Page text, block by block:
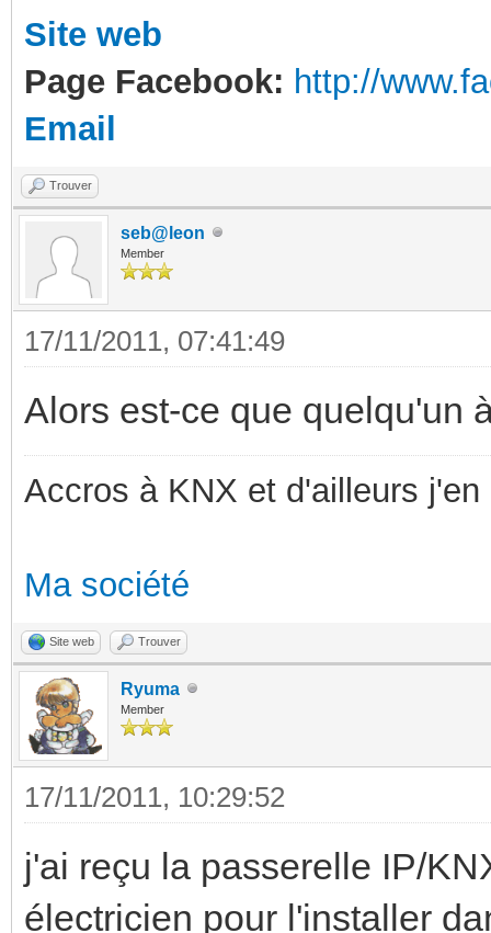
Site web
Page Facebook: http://
Email
Trouver
seb@leon
Member
17/11/2011, 07:41:49
Alors est-ce que quelqu'un
Accros à KNX et d'ailleurs
Ma société
Site web Trouver
Ryuma
Member
17/11/2011, 10:29:52
j'ai reçu la passerelle IP/
électricien pour l'installer